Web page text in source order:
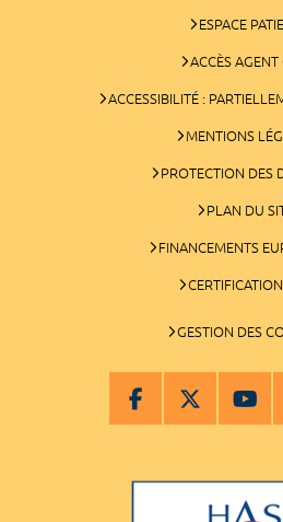
ESPACE
ACCÈS AGENT
ACCESSIBILITÉ :
MENTIONS
PROTECTION DES
PLAN DU
FINANCEMENTS
GESTION DES